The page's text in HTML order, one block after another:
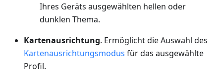
Ihres Geräts ausgewählten hellen oder
dunklen Thema.
Kartenausrichtung. Ermöglicht die Auswahl des
Kartenausrichtungsmodus für das ausgewählte
Profil.